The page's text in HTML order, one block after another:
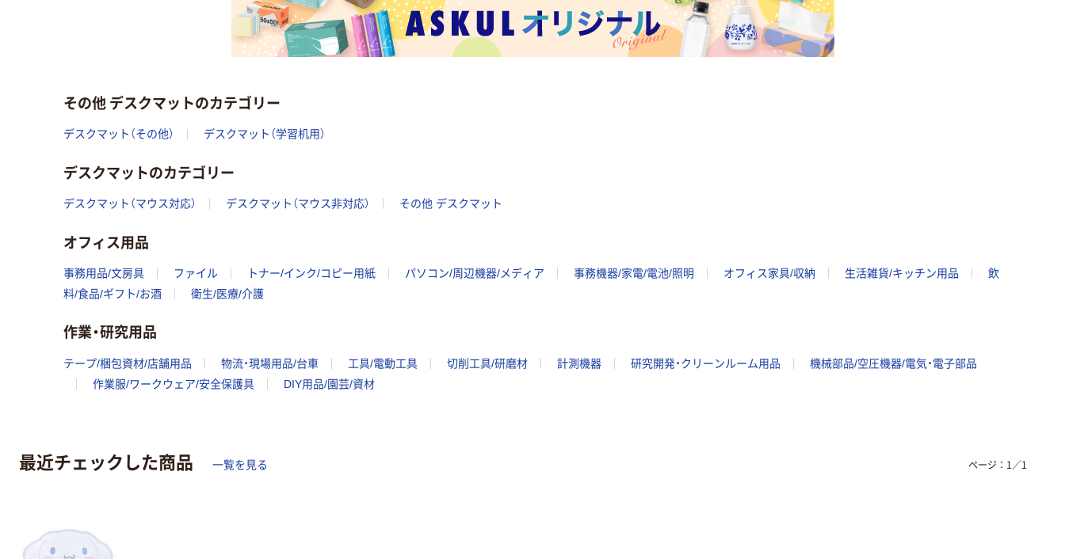
その他 デスクマットのカテゴリー
デスクマット（その他） デスクマット（学習机用）
デスクマットのカテゴリー
デスクマット（マウス対応） デスクマット（マウス非対応） その他 デスクマット
オフィス用品
事務用品/文房具 ファイル トナー/インク/コピー用紙 パソコン/周辺機器/メディア 事務機器/家電/電池/照明 オフィス家具/収納 生活雑貨/キッチン用品
飲
料/食品/ギフト/お酒
衛生/医療/介護
作業・研究用品
テープ/梱包資材/店舗用品 物流・現場用品/台車 工具/電動工具 切削工具/研磨材 計測機器 研究開発・クリーンルーム用品
機械部品/空圧機器/電気・電子部品
作業服/ワークウェア/安全保護具
DIY用品/園芸/資材
最近チェックした商品 一覧を見る ページ： 1 ／1